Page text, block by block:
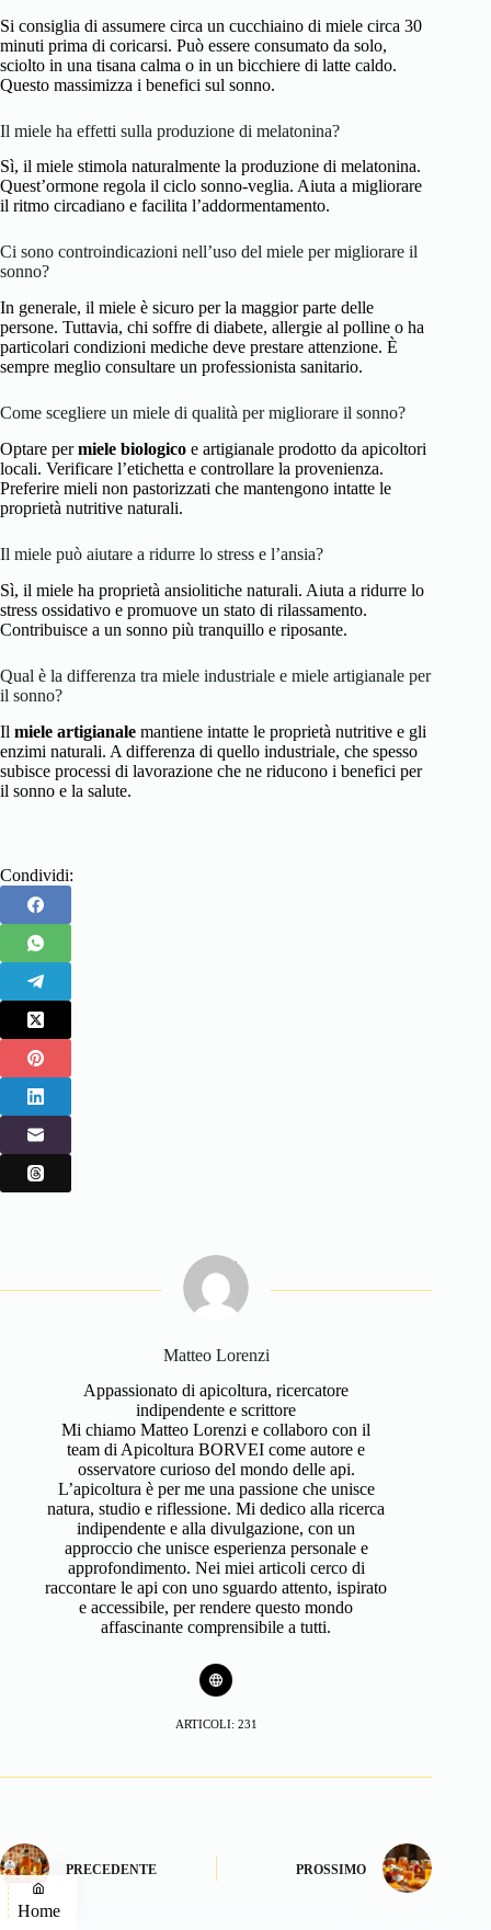
Si consiglia di assumere circa un cucchiaino di miele circa 30
minuti prima di coricarsi. Può essere consumato da solo,
sciolto in una tisana calma o in un bicchiere di latte caldo.
Questo massimizza i benefici sul sonno.
Il miele ha effetti sulla produzione di melatonina?
Sì, il miele stimola naturalmente la produzione di melatonina.
Quest’ormone regola il ciclo sonno-veglia. Aiuta a migliorare
il ritmo circadiano e facilita l’addormentamento.
Ci sono controindicazioni nell’uso del miele per migliorare il
sonno?
In generale, il miele è sicuro per la maggior parte delle
persone. Tuttavia, chi soffre di diabete, allergie al polline o ha
particolari condizioni mediche deve prestare attenzione. È
sempre meglio consultare un professionista sanitario.
Come scegliere un miele di qualità per migliorare il sonno?
Optare permiele biologico e artigianale prodotto da apicoltori
locali. Verificare l’etichetta e controllare la provenienza.
Preferire mieli non pastorizzati che mantengono intatte le
proprietà nutritive naturali.
Il miele può aiutare a ridurre lo stress e l’ansia?
Sì, il miele ha proprietà ansiolitiche naturali. Aiuta a ridurre lo
stress ossidativo e promuove un stato di rilassamento.
Contribuisce a un sonno più tranquillo e riposante.
Qual è la differenza tra miele industriale e miele artigianale per
il sonno?
Il miele artigianale mantiene intatte le proprietà nutritive e gli
enzimi naturali. A differenza di quello industriale, che spesso
subisce processi di lavorazione che ne riducono i benefici per
il sonno e la salute.
Condividi:
Matteo Lorenzi
Appassionato di apicoltura, ricercatore
indipendente e scrittore
Mi chiamo Matteo Lorenzi e collaboro con il
team di Apicoltura BORVEI come autore e
osservatore curioso del mondo delle api.
L’apicoltura è per me una passione che unisce
natura, studio e riflessione. Mi dedico alla ricerca
indipendente e alla divulgazione, con un
approccio che unisce esperienza personale e
approfondimento. Nei miei articoli cerco di
raccontare le api con uno sguardo attento, ispirato
e accessibile, per rendere questo mondo
affascinante comprensibile a tutti.
ARTICOLI: 231
PRECEDENTE PROSSIMO
Home